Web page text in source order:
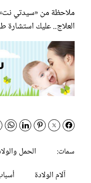
ملاحظة من «سيدتي
العلاج.. عليك
سمات:
الحمل
آلام الولادة